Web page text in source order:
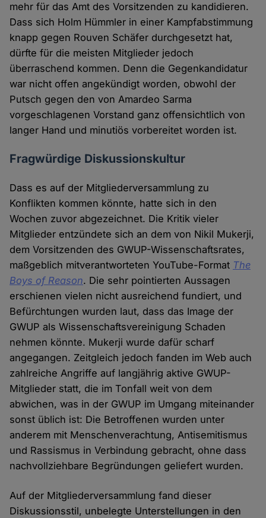
mehr für das Amt des Vorsitzenden zu kandidieren.
Dass sich Holm Hümmler in einer Kampfabstimmung
knapp gegen Rouven Schäfer durchgesetzt hat,
dürfte für die meisten Mitglieder jedoch
überraschend kommen. Denn die Gegenkandidatur
war nicht offen angekündigt worden, obwohl der
Putsch gegen den von Amardeo Sarma
vorgeschlagenen Vorstand ganz offensichtlich von
langer Hand und minutiös vorbereitet worden ist.
Fragwürdige Diskussionskultur
Dass es auf der Mitgliederversammlung zu
Konflikten kommen könnte, hatte sich in den
Wochen zuvor abgezeichnet. Die Kritik vieler
Mitglieder entzündete sich an dem von Nikil Mukerji,
dem Vorsitzenden des GWUP-Wissenschaftsrates,
maßgeblich mitverantworteten YouTube-Format The
Boys of Reason. Die sehr pointierten Aussagen
erschienen vielen nicht ausreichend fundiert, und
Befürchtungen wurden laut, dass das Image der
GWUP als Wissenschaftsvereinigung Schaden
nehmen könnte. Mukerji wurde dafür scharf
angegangen. Zeitgleich jedoch fanden im Web auch
zahlreiche Angriffe auf langjährig aktive GWUP-
Mitglieder statt, die im Tonfall weit von dem
abwichen, was in der GWUP im Umgang miteinander
sonst üblich ist: Die Betroffenen wurden unter
anderem mit Menschenverachtung, Antisemitismus
und Rassismus in Verbindung gebracht, ohne dass
nachvollziehbare Begründungen geliefert wurden.
Auf der Mitgliederversammlung fand dieser
Diskussionsstil, unbelegte Unterstellungen in den